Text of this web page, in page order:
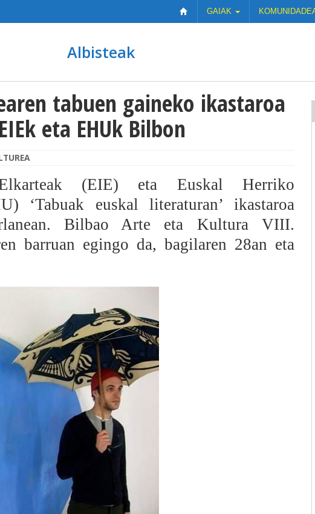
GAIAK
Albisteak
tabuen gaineko ikastaroa
eta EHUk Bilbon
(EIE) eta Euskal Herriko
‘Tabuak euskal literaturan’ ikastaroa
Bilbao Arte eta Kultura VIII.
barruan egingo da, bagilaren 28an eta